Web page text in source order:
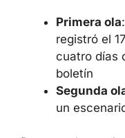
explotación
la compañía, y
en dos fases:
Primera ola
se registró